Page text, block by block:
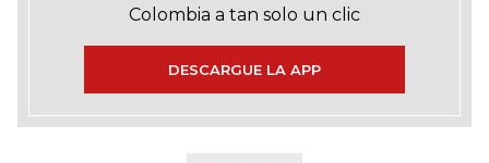
Colombia a tan solo un clic
DESCARGUE LA APP